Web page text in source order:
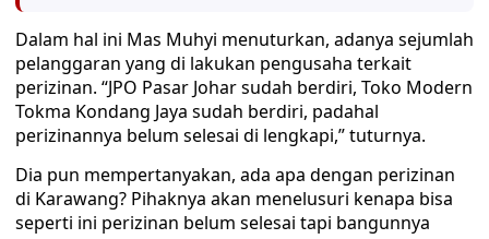
Dalam hal ini Mas Muhyi menuturkan, adanya sejumlah
pelanggaran yang di lakukan pengusaha terkait
perizinan. “JPO Pasar Johar sudah berdiri, Toko Modern
Tokma Kondang Jaya sudah berdiri, padahal
perizinannya belum selesai di lengkapi,” tuturnya.
Dia pun mempertanyakan, ada apa dengan perizinan
di Karawang? Pihaknya akan menelusuri kenapa bisa
seperti ini perizinan belum selesai tapi bangunnya